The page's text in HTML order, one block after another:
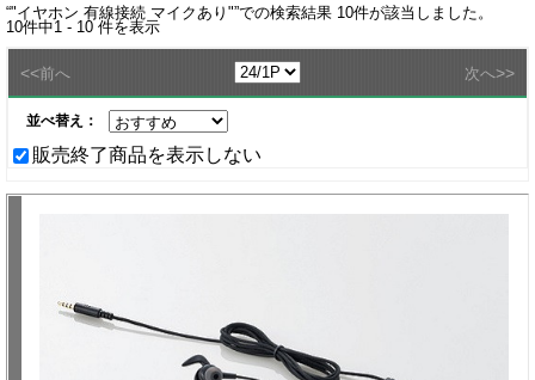
“"イヤホン 有線接続 マイクあり"”での検索結果 10件が該当しました。
10件中1 - 10 件を表示
<<前へ 次へ>>
並べ替え：
販売終了商品を表示しない